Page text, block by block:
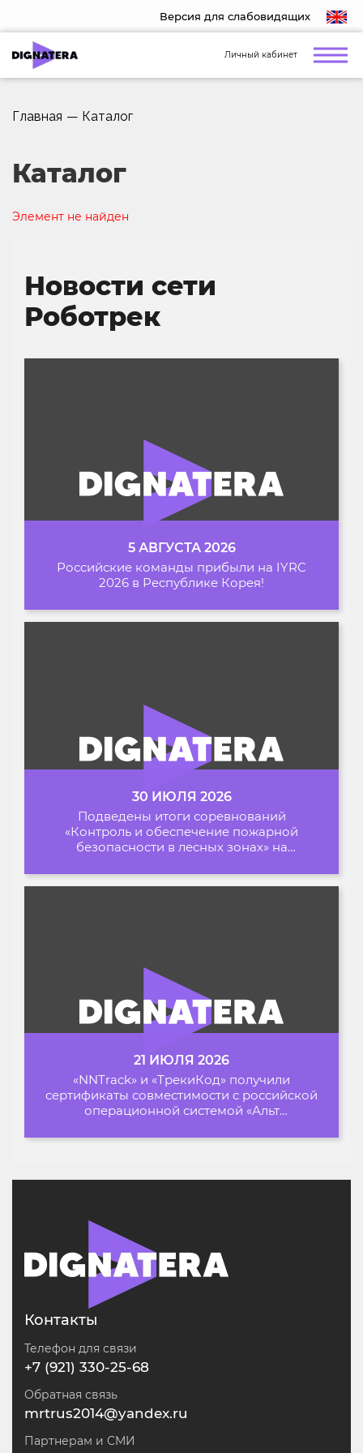
Версия для слабовидящих
Личный кабинет
Главная — Каталог
Каталог
Элемент не найден
Новости сети
Роботрек
5 АВГУСТА 2026
Российские команды прибыли на IYRC
2026 в Республике Корея!
30 ИЮЛЯ 2026
Подведены итоги соревнований
«Контроль и обеспечение пожарной
безопасности в лесных зонах» на
21 ИЮЛЯ 2026
«NNTrack» и «ТрекиКод» получили
сертификаты совместимости с российской
операционной системой «Альт
Контакты
Телефон для связи
+7 (921) 330-25-68
Обратная связь
mrtrus2014@yandex.ru
Партнерам и СМИ